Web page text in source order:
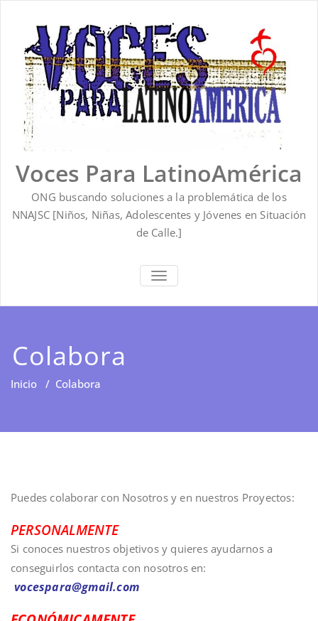
contenido
Voces Para LatinoAmérica
ONG buscando soluciones a la problemática de los
NNAJSC [Niños, Niñas, Adolescentes y Jóvenes en Situación
de Calle.]
ALTERNAR
LA
Colabora
Inicio / Colabora
Puedes colaborar con Nosotros y en nuestros Proyectos:
PERSONALMENTE
Si conoces nuestros objetivos y quieres ayudarnos a
conseguirlos contacta con nosotros en:
vocespara@gmail.com